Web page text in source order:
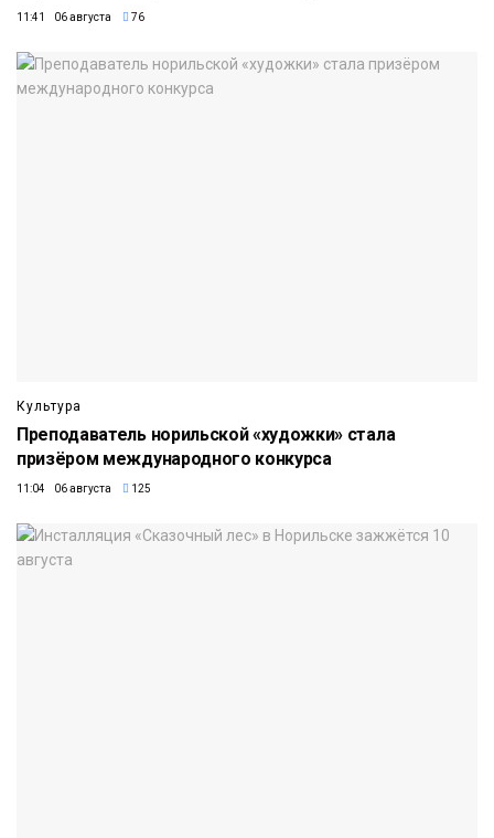
11:41 06 августа 76
Культура
Преподаватель норильской «художки» стала
призёром международного конкурса
11:04 06 августа 125